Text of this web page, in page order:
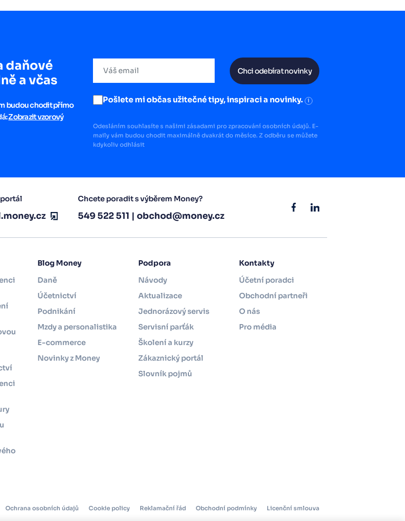
daňové
a včas
budou chodit přímo
Zobrazit vzorový
Chci odebírat novinky
Pošlete mi občas užitečné tipy, inspiraci a novinky. i
Odesláním souhlasíte s našimi zásadami pro zpracování osobních údajů. E-
maily vám budou chodit maximálně dvakrát do měsíce. Z odběru se můžete
kdykoliv odhlásit
Chcete poradit s výběrem Money?
549 522 511 | obchod@money.cz
Blog Money
Daně
Účetnictví
Podnikání
Mzdy a personalistika
E-commerce
Novinky z Money
Podpora
Návody
Aktualizace
Jednorázový servis
Servisní parťák
Školení a kurzy
Zákaznický portál
Slovník pojmů
Kontakty
Účetní poradci
Obchodní partneři
O nás
Pro média
Ochrana osobních údajů Cookie policy Reklamační řád Obchodní podmínky Licenční smlouva